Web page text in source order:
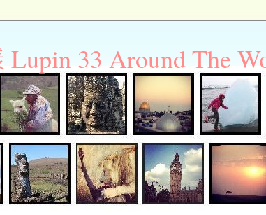
33 Around The